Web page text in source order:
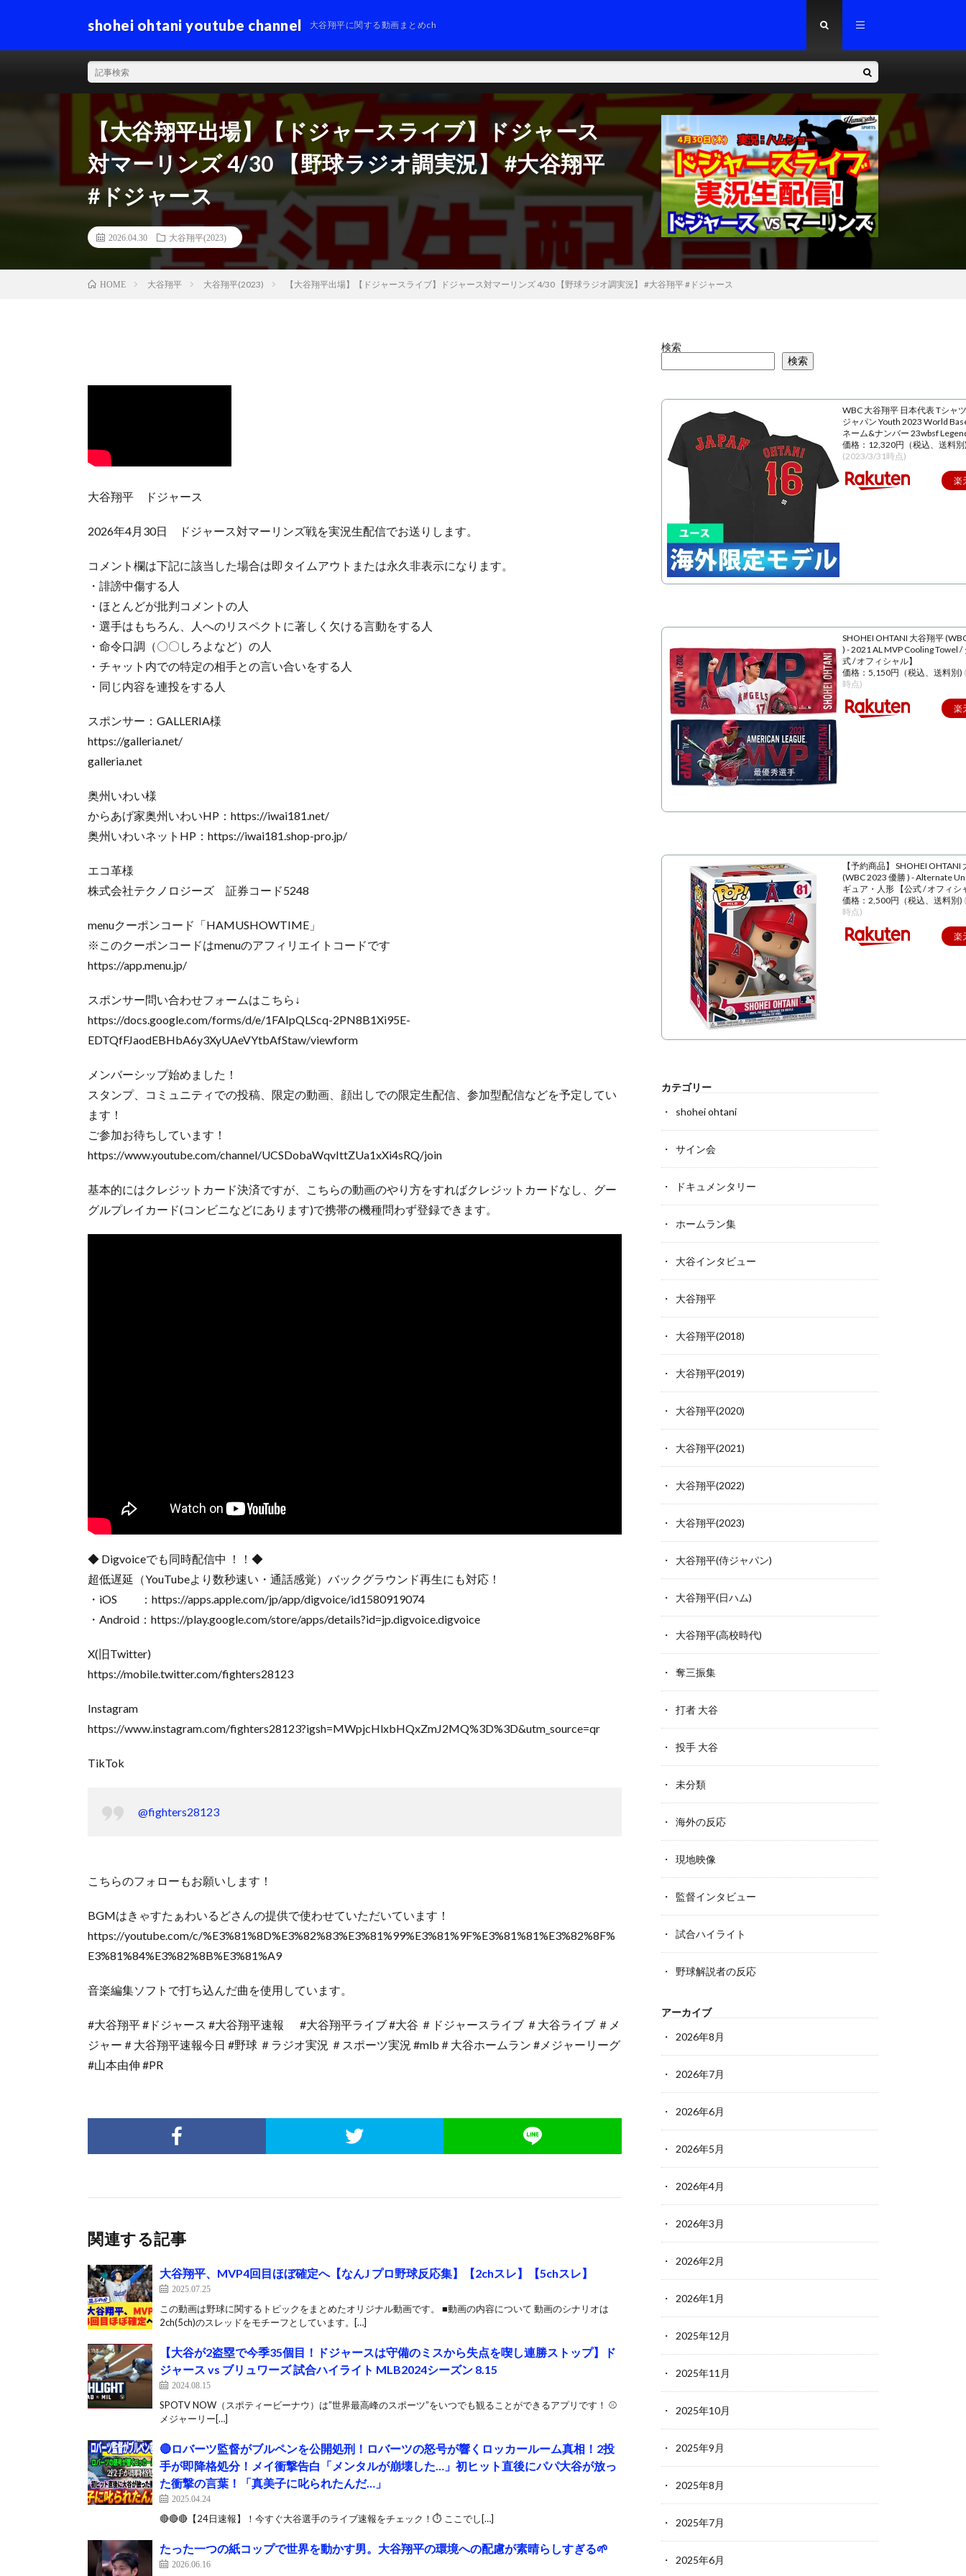
shohei ohtani youtube channel 大谷翔平に関する動画まとめch
【大谷翔平出場】【ドジャースライブ】ドジャース
対マーリンズ 4/30 【野球ラジオ調実況】 #大谷翔平
#ドジャース
2026.04.30 大谷翔平(2023)
HOME 大谷翔平 大谷翔平(2023) 【大谷翔平出場】【ドジャースライブ】ドジャース対マーリンズ 4/30 【野球ラジオ調実況】 #大谷翔平 #ドジャース
大谷翔平 ドジャース
2026年4月30日 ドジャース対マーリンズ戦を実況生配信でお送りします。
コメント欄は下記に該当した場合は即タイムアウトまたは永久非表示になります。
・誹謗中傷する人
・ほとんどが批判コメントの人
・選手はもちろん、人へのリスペクトに著しく欠ける言動をする人
・命令口調（〇〇しろよなど）の人
・チャット内での特定の相手との言い合いをする人
・同じ内容を連投をする人
スポンサー：GALLERIA様
https://galleria.net/
galleria.net
奥州いわい様
からあげ家奥州いわいHP：https://iwai181.net/
奥州いわいネットHP：https://iwai181.shop-pro.jp/
エコ革様
株式会社テクノロジーズ 証券コード5248
menuクーポンコード「HAMUSHOWTIME」
※このクーポンコードはmenuのアフィリエイトコードです
https://app.menu.jp/
スポンサー問い合わせフォームはこちら↓
https://docs.google.com/forms/d/e/1FAIpQLScq-2PN8B1Xi95E-
EDTQfFJaodEBHbA6y3XyUAeVYtbAfStaw/viewform
メンバーシップ始めました！
スタンプ、コミュニティでの投稿、限定の動画、顔出しでの限定生配信、参加型配信などを予定してい
ます！
ご参加お待ちしています！
https://www.youtube.com/channel/UCSDobaWqvIttZUa1xXi4sRQ/join
基本的にはクレジットカード決済ですが、こちらの動画のやり方をすればクレジットカードなし、グー
グルプレイカード(コンビニなどにあります)で携帯の機種問わず登録できます。
◆ Digvoiceでも同時配信中 ！！◆
超低遅延（YouTubeより数秒速い・通話感覚）バックグラウンド再生にも対応！
・iOS ：https://apps.apple.com/jp/app/digvoice/id1580919074
・Android：https://play.google.com/store/apps/details?id=jp.digvoice.digvoice
X(旧Twitter)
https://mobile.twitter.com/fighters28123
Instagram
https://www.instagram.com/fighters28123?igsh=MWpjcHlxbHQxZmJ2MQ%3D%3D&utm_source=qr
TikTok
@fighters28123
こちらのフォローもお願いします！
BGMはきゃすたぁわいるどさんの提供で使わせていただいています！
https://youtube.com/c/%E3%81%8D%E3%82%83%E3%81%99%E3%81%9F%E3%81%81%E3%82%8F%
E3%81%84%E3%82%8B%E3%81%A9
音楽編集ソフトで打ち込んだ曲を使用しています。
#大谷翔平 #ドジャース #大谷翔平速報 #大谷翔平ライブ #大谷 ＃ドジャースライブ ＃大谷ライブ ＃メ
ジャー＃大谷翔平速報今日 #野球 ＃ラジオ実況 ＃スポーツ実況 #mlb＃大谷ホームラン #メジャーリーグ
#山本由伸 #PR
関連する記事
大谷翔平、MVP4回目ほぼ確定へ【なんJ プロ野球反応集】【2chスレ】【5chスレ】
2025.07.25
この動画は野球に関するトピックをまとめたオリジナル動画です。 ■動画の内容について 動画のシナリオは
2ch(5ch)のスレッドをモチーフとしています。[…]
【大谷が2盗塁で今季35個目！ドジャースは守備のミスから失点を喫し連勝ストップ】ド
ジャース vs ブリュワーズ 試合ハイライト MLB2024シーズン 8.15
2024.08.15
SPOTV NOW（スポティービーナウ）は”世界最高峰のスポーツ”をいつでも観ることができるアプリです！ ⚾️
メジャーリー[…]
🔴ロバーツ監督がブルペンを公開処刑！ロバーツの怒号が響くロッカールーム真相！2投
手が即降格処分！メイ衝撃告白「メンタルが崩壊した…」初ヒット直後にパパ大谷が放っ
た衝撃の言葉！「真美子に叱られたんだ…」
2025.04.24
🔴🔴🔴【24日速報】！今すぐ大谷選手のライブ速報をチェック！⏱️ ここでし[…]
たった一つの紙コップで世界を動かす男。大谷翔平の環境への配慮が素晴らしすぎる🌱
2026.06.16
検索
検索
WBC 大谷翔平 日本代表 Tシャ
ジャパン Youth 2023 World
ネーム&ナンバー 23wbsf
価格：12,320円（税込、送料別
(2023/3/31時点)
楽
SHOHEI OHTANI 大谷翔平
) - 2021 AL MVP Cooling Towel /
式 / オフィシャル】
価格：5,150円（税込、送料別)
時点)
楽
【予約商品】 SHOHEI OHTANI
(WBC 2023 優勝 ) - Alternate
ギュア・人形 【公式 / オフィシ
価格：2,500円（税込、送料別)
時点)
楽
カテゴリー
shohei ohtani
サイン会
ドキュメンタリー
ホームラン集
大谷インタビュー
大谷翔平
大谷翔平(2018)
大谷翔平(2019)
大谷翔平(2020)
大谷翔平(2021)
大谷翔平(2022)
大谷翔平(2023)
大谷翔平(侍ジャパン)
大谷翔平(日ハム)
大谷翔平(高校時代)
奪三振集
打者 大谷
投手 大谷
未分類
海外の反応
現地映像
監督インタビュー
試合ハイライト
野球解説者の反応
アーカイブ
2026年8月
2026年7月
2026年6月
2026年5月
2026年4月
2026年3月
2026年2月
2026年1月
2025年12月
2025年11月
2025年10月
2025年9月
2025年8月
2025年7月
2025年6月